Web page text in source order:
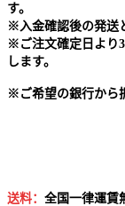
す。
※ 入金確認後の発送
※ ご注文確定日より
します。
※ ご希望の銀行から
送料： 全国一律運賃